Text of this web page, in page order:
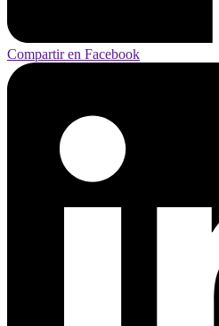
Compartir en Facebook